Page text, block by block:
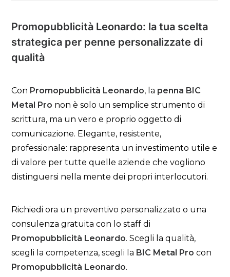
Promopubblicità Leonardo: la tua scelta
strategica per penne personalizzate di
qualità
Con Promopubblicità Leonardo, la penna BIC
Metal Pro non è solo un semplice strumento di
scrittura, ma un vero e proprio oggetto di
comunicazione. Elegante, resistente,
professionale: rappresenta un investimento utile e
di valore per tutte quelle aziende che vogliono
distinguersi nella mente dei propri interlocutori.
Richiedi ora un preventivo personalizzato o una
consulenza gratuita con lo staff di
Promopubblicità Leonardo. Scegli la qualità,
scegli la competenza, scegli la BIC Metal Pro con
Promopubblicità Leonardo.